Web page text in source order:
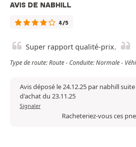
AVIS DE NABHILL
4/5
Super rapport qualité-prix.
Type de route: Route - Conduite: Normale -
Avis déposé le 24.12.25 par nabhill
d'achat du 23.11.25
Signaler
Racheteriez-vous ces